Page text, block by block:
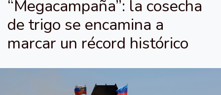
“Megacampaña”: la cosecha
de trigo se encamina a
marcar un récord histórico